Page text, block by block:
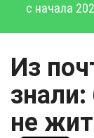
с начала
Из
не